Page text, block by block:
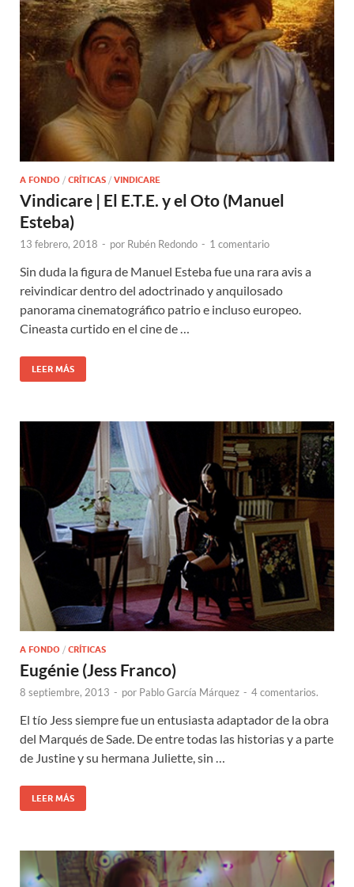
A FONDO / CRÍTICAS / VINDICARE
Vindicare | El E.T.E. y el Oto (Manuel
Esteba)
13 febrero, 2018 - por Rubén Redondo - 1 comentario
Sin duda la figura de Manuel Esteba fue una rara avis a
reivindicar dentro del adoctrinado y anquilosado
panorama cinematográfico patrio e incluso europeo.
Cineasta curtido en el cine de …
LEER MÁS
A FONDO / CRÍTICAS
Eugénie (Jess Franco)
8 septiembre, 2013 - por Pablo García Márquez - 4 comentarios.
El tío Jess siempre fue un entusiasta adaptador de la obra
del Marqués de Sade. De entre todas las historias y a parte
de Justine y su hermana Juliette, sin …
LEER MÁS